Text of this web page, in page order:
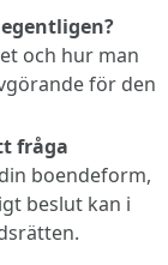
och hur man
för den
fråga
boendeform,
beslut kan i